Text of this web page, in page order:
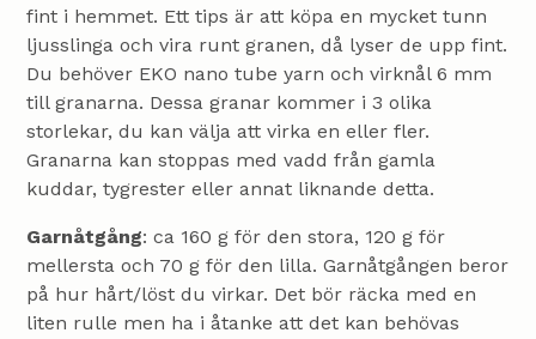
fint i hemmet. Ett tips är att köpa en mycket tunn
ljusslinga och vira runt granen, då lyser de upp fint.
Du behöver EKO nano tube yarn och virknål 6 mm
till granarna. Dessa granar kommer i 3 olika
storlekar, du kan välja att virka en eller fler.
Granarna kan stoppas med vadd från gamla
kuddar, tygrester eller annat liknande detta.
Garnåtgång: ca 160 g för den stora, 120 g för
mellersta och 70 g för den lilla. Garnåtgången beror
på hur hårt/löst du virkar. Det bör räcka med en
liten rulle men ha i åtanke att det kan behövas